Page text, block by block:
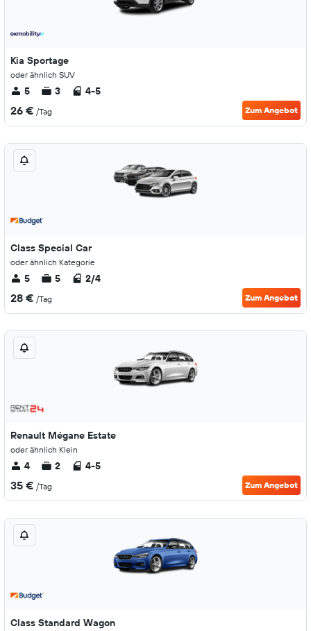
Kia Sportage
oder ähnlich SUV
5 3 4-5
26 € /Tag Zum Angebot
Class Special Car
oder ähnlich Kategorie
5 5 2/4
28 € /Tag Zum Angebot
Renault Mégane Estate
oder ähnlich Klein
4 2 4-5
35 € /Tag Zum Angebot
Class Standard Wagon